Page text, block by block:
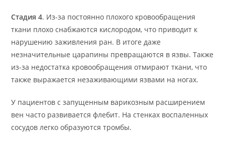
Стадия 4. Из-за постоянно плохого кровообращения
ткани плохо снабжаются кислородом, что приводит к
нарушению заживления ран. В итоге даже
незначительные царапины превращаются в язвы. Также
из-за недостатка кровообращения отмирают ткани, что
также выражается незаживающими язвами на ногах.
У пациентов с запущенным варикозным расширением
вен часто развивается флебит. На стенках воспаленных
сосудов легко образуются тромбы.